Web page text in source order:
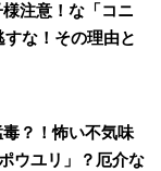
注意！な「コニ
な！その理由と
？！怖い不気味
ウユリ」？厄介な